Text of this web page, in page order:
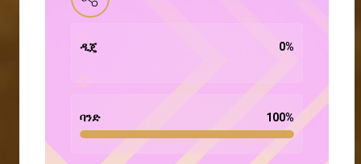
ዲጄ 0%
ባንድ 100%